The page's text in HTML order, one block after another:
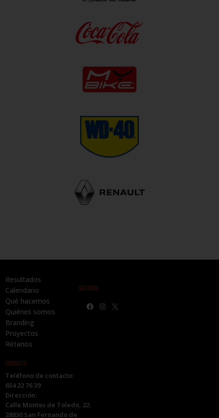
Resultados
Calendario
Qué hacemos
Quiénes somos
Branding
Proyectos
Rétanos
SÍGUENOS
CONTACTO:
Teléfono de contacto:
654 22 76 39
Dirección:
Calle Montes de Toledo, 22.
28830 San Fernando de